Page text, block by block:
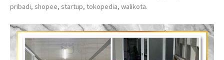
pribadi, shopee, startup, tokopedia, walikota.